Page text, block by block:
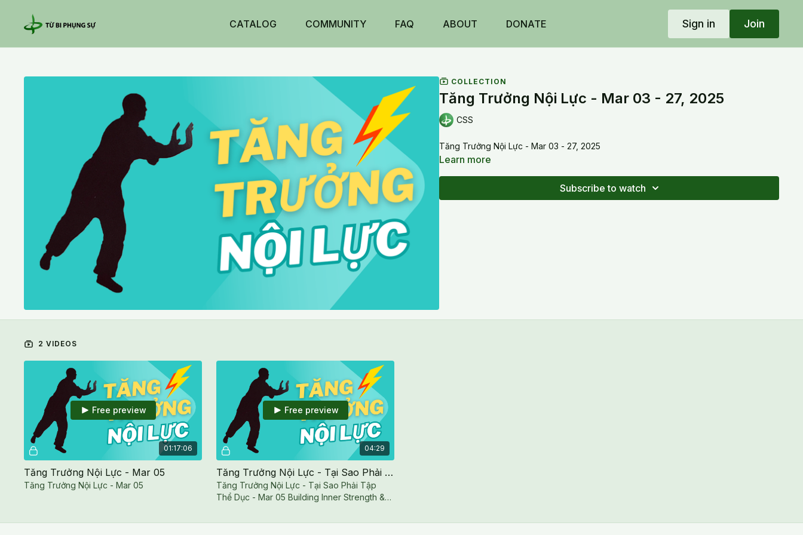
CATALOG COMMUNITY FAQ ABOUT DONATE Sign in Join
COLLECTION
Tăng Trưởng Nội Lực - Mar 03 - 27, 2025
CSS
Tăng Trưởng Nội Lực - Mar 03 - 27, 2025
Learn more
Subscribe to watch
2 VIDEOS
01:17:06
Free preview
Tăng Trưởng Nội Lực - Mar 05
Tăng Trưởng Nội Lực - Mar 05
04:29
Free preview
Tăng Trưởng Nội Lực - Tại Sao Phải Tập Thể Dục - Mar 05
Tăng Trưởng Nội Lực - Tại Sao Phải Tập
Thể Dục - Mar 05 Building Inner Strength &